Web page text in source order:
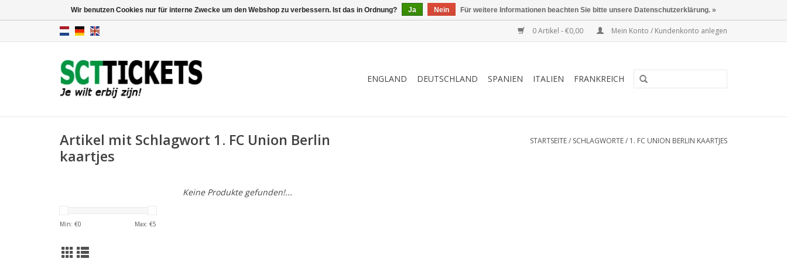
0 Artikel - €0,00 Mein Konto / Kundenkonto anlegen
ENGLAND DEUTSCHLAND SPANIEN ITALIEN FRANKREICH
Artikel mit Schlagwort 1. FC Union Berlin
kaartjes
STARTSEITE/ SCHLAGWORTE/ 1. FC UNION BERLIN KAARTJES
Min: €0 Max: €5
Keine Produkte gefunden!...
Wir benutzen Cookies nur für interne Zwecke um den Webshop zu verbessern. Ist das in Ordnung? Ja Nein Für weitere Informationen beachten Sie bitte unsere Datenschutzerklärung. »